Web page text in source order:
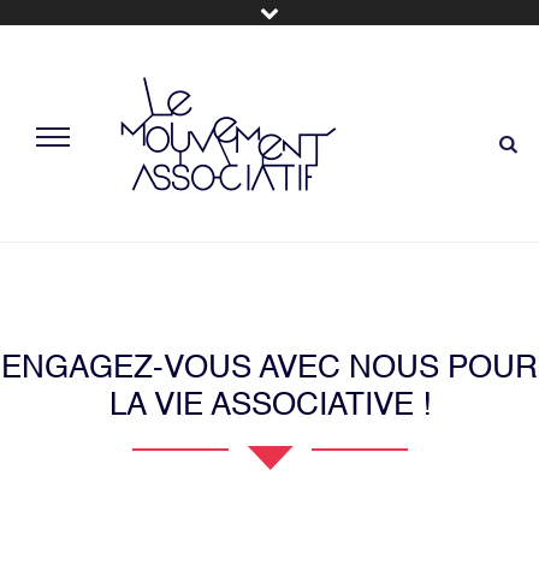
ENGAGEZ-VOUS AVEC NOUS POUR
LA VIE ASSOCIATIVE !